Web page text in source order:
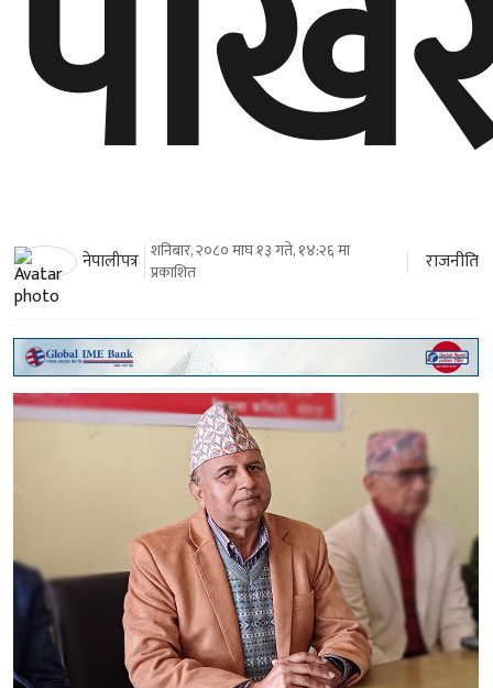
नेपालीपत्र शनिबार, २०८० माघ १३ गते, १४:२६ मा
प्रकाशित
राजनीति